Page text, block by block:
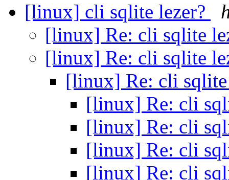
[linux] cli sqlite lezer?
[linux] Re: cli sqlite
[linux] Re: cli sqlite
[linux] Re: cli
[linux] Re: cli
[linux] Re: cli
[linux] Re: cli
[linux] Re: cli